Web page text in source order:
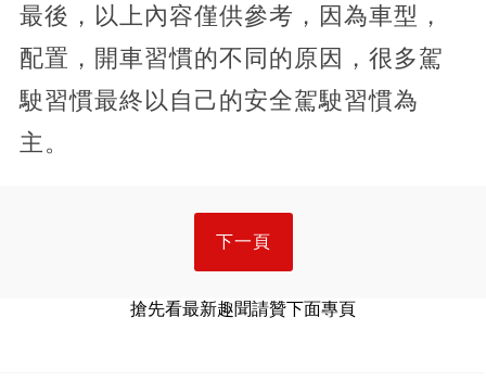
最後，以上內容僅供參考，因為車型，
配置，開車習慣的不同的原因，很多駕
駛習慣最終以自己的安全駕駛習慣為
主。
下一頁
搶先看最新趣聞請贊下面專頁